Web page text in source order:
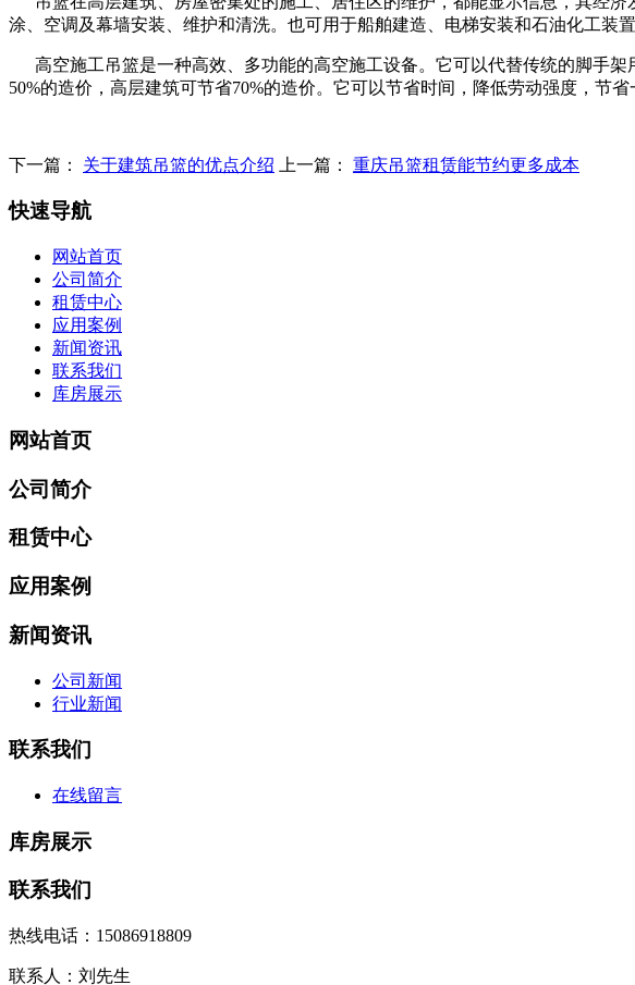
涂、空调及幕墙安装、维护和清洗。也可用于船舶建造、电梯安装和石油化工装
高空施工吊篮是一种高效、多功能的高空施工设备。它可以代替传统的脚手架
50%的造价，高层建筑可节省70%的造价。它可以节省时间，降低劳动强度，节
下一篇： 关于建筑吊篮的优点介绍 上一篇： 重庆吊篮租赁能节约更多成本
快速导航
网站首页
公司简介
租赁中心
应用案例
新闻资讯
联系我们
库房展示
网站首页
公司简介
租赁中心
应用案例
新闻资讯
公司新闻
行业新闻
联系我们
在线留言
库房展示
联系我们
热线电话：15086918809
联系人：刘先生